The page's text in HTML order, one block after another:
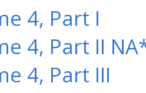
4, Part I
4, Part II
4, Part III